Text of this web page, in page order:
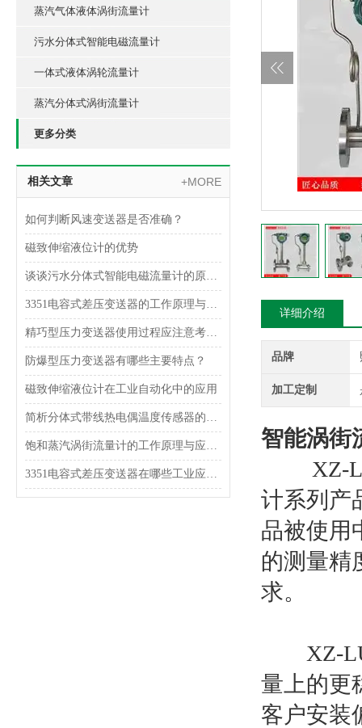
蒸汽气体液体涡街流量计
污水分体式智能电磁流量计
一体式液体涡轮流量计
蒸汽分体式涡街流量计
更多分类
相关文章 +MORE
如何判断风速变送器是否准确？
磁致伸缩液位计的优势
谈谈污水分体式智能电磁流量计的原理和特点
3351电容式差压变送器的工作原理与结构特点
精巧型压力变送器使用过程应注意考虑什么？
防爆型压力变送器有哪些主要特点？
磁致伸缩液位计在工业自动化中的应用
简析分体式带线热电偶温度传感器的原理和特点
饱和蒸汽涡街流量计的工作原理与应用分析
3351电容式差压变送器在哪些工业应用中使用？
详细介绍
品牌
加工定制
智能涡街
XZ-
计系列产
品被使用
的测量精
求。
XZ-
量上的更
客户安装